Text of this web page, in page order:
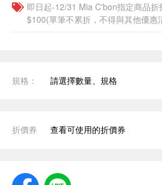
即日起-12/31 Mia C'bon指定商品
$100(單筆不累折，不得與其他優惠
規格： 請選擇數量、規格
折價券 查看可使用的折價券